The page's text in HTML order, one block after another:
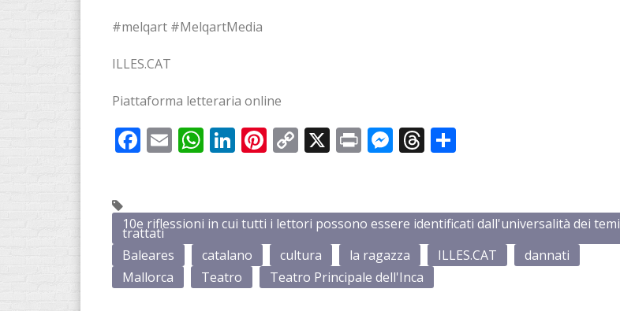
#melqart #MelqartMedia
ILLES.CAT
Piattaforma letteraria online
Facebook
EmailWhatsApp
LinkedIn
Pinterest
Copy
X PrintMessenger
Threads
10e riflessioni in cui tutti i lettori possono essere identificati dall'universalità dei temi
trattati
Baleares
catalano cultura la ragazza ILLES.CAT
dannati
Mallorca
Teatro Teatro Principale dell'Inca